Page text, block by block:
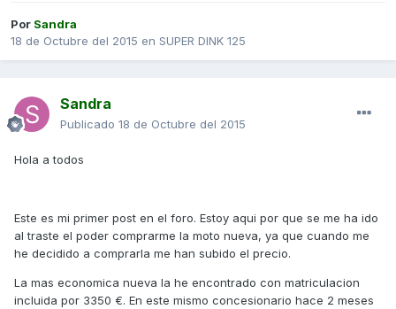
Por Sandra
18 de Octubre del 2015 en SUPER DINK 125
Sandra
Publicado 18 de Octubre del 2015
Hola a todos
Este es mi primer post en el foro. Estoy aqui por que se me ha ido
al traste el poder comprarme la moto nueva, ya que cuando me
he decidido a comprarla me han subido el precio.
La mas economica nueva la he encontrado con matriculacion
incluida por 3350 €. En este mismo concesionario hace 2 meses